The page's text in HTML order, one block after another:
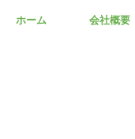
ホーム 会社概要